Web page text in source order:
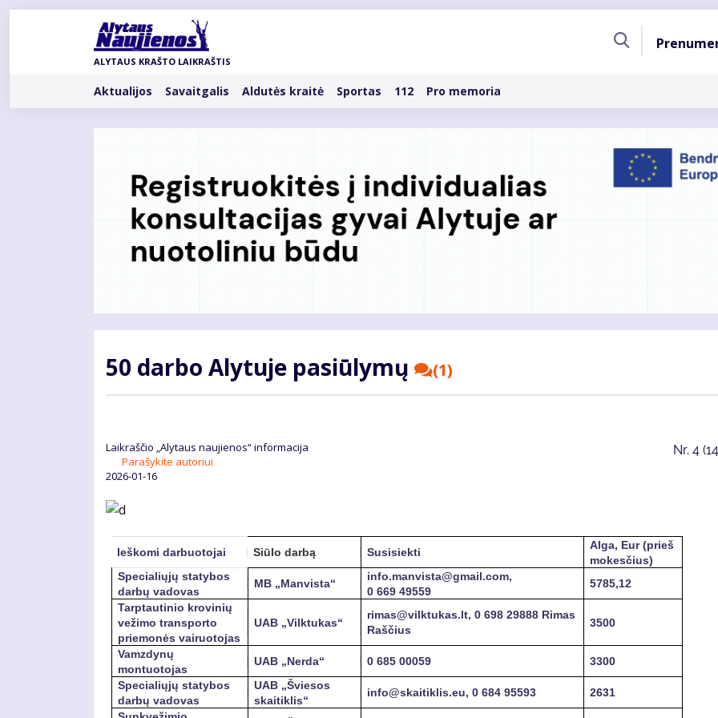
Pereiti
ALYTAUS KRAŠTO LAIKRAŠTIS
Rubrikos
Aktualijos Savaitgalis Aldutės kraitė Sportas 112 Pro memoria
50 darbo Alytuje pasiūlymų (1)
Laikraščio „Alytaus naujienos“ informacija
Parašykite autoriui
2026-01-16
Nr. 4
Ieškomi darbuotojai Siūlo darbą Susisiekti
Alga, Eur (prieš
mokesčius)
Specialiųjų statybos
darbų vadovas
MB „Manvista“
info.manvista@gmail.com,
0 669 49559
5785,12
Tarptautinio krovinių
vežimo transporto
priemonės vairuotojas
UAB „Vilktukas“
rimas@vilktukas.lt, 0 698 29888 Rimas
Raščius
3500
Vamzdynų
montuotojas
UAB „Nerda“ 0 685 00059
3300
Specialiųjų statybos
darbų vadovas
UAB „Šviesos
skaitiklis“
info@skaitiklis.eu, 0 684 95593
2631